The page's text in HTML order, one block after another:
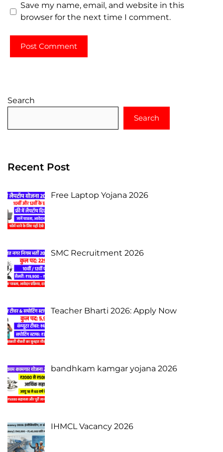
Save my name, email, and website in this
browser for the next time I comment.
Search
Search
Recent Post
Free Laptop Yojana 2026
SMC Recruitment 2026
Teacher Bharti 2026: Apply Now
bandhkam kamgar yojana 2026
IHMCL Vacancy 2026